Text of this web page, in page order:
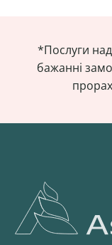
*Послуги
бажанні